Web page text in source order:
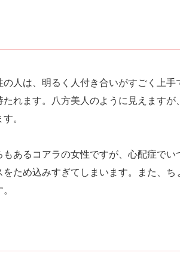
人は、明るく人付き合いがすごく上
れます。八方美人のように見えます
。
あるコアラの女性ですが、心配症で
をため込みすぎてしまいます。また、